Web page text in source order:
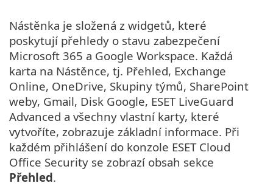
Nástěnka je složená z widgetů, které
poskytují přehledy o stavu zabezpečení
Microsoft 365 a Google Workspace. Každá
karta na Nástěnce, tj. Přehled, Exchange
Online, OneDrive, Skupiny týmů, SharePoint
weby, Gmail, Disk Google, ESET LiveGuard
Advanced a všechny vlastní karty, které
vytvoříte, zobrazuje základní informace. Při
každém přihlášení do konzole ESET Cloud
Office Security se zobrazí obsah sekce
Přehled.